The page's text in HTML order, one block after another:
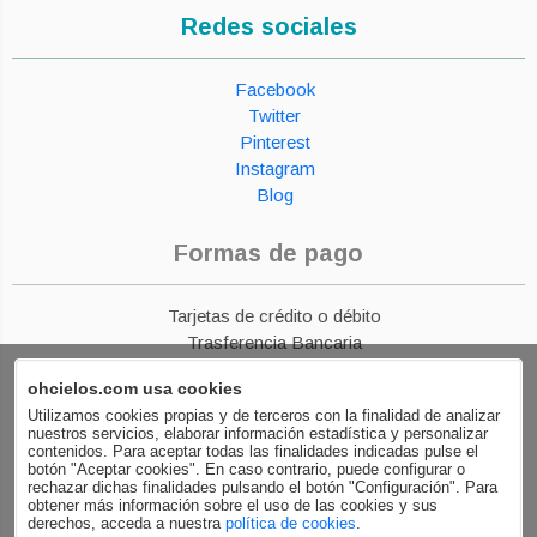
ohcielos.com usa cookies
Utilizamos cookies propias y de terceros con la finalidad de analizar
nuestros servicios, elaborar información estadística y personalizar
contenidos. Para aceptar todas las finalidades indicadas pulse el
botón "Aceptar cookies". En caso contrario, puede configurar o
rechazar dichas finalidades pulsando el botón "Configuración". Para
obtener más información sobre el uso de las cookies y sus
derechos, acceda a nuestra política de cookies.
Redes sociales
Facebook
Twitter
Pinterest
Instagram
Blog
Formas de pago
Tarjetas de crédito o débito
Trasferencia Bancaria
Financiación